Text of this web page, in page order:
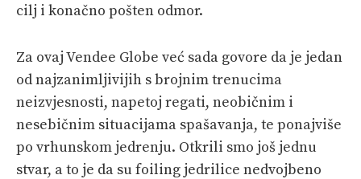
cilj i konačno pošten odmor.
Za ovaj Vendee Globe već sada govore da je jedan
od najzanimljivijih s brojnim trenucima
neizvjesnosti, napetoj regati, neobičnim i
nesebičnim situacijama spašavanja, te ponajviše
po vrhunskom jedrenju. Otkrili smo još jednu
stvar, a to je da su foiling jedrilice nedvojbeno